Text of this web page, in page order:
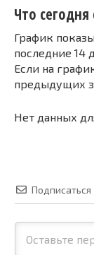
Что
График
последние 14
Если на
предыдущих
Нет данных
Подписаться